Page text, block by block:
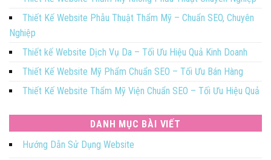
Thiết Kế Website Phẫu Thuật Thẩm Mỹ – Chuẩn SEO, Chuyên
Nghiệp
Thiết kế Website Dịch Vụ Da – Tối Ưu Hiệu Quả Kinh Doanh
Thiết Kế Website Mỹ Phẩm Chuẩn SEO – Tối Ưu Bán Hàng
Thiết Kế Website Thẩm Mỹ Viện Chuẩn SEO – Tối Ưu Hiệu Quả
DANH MỤC BÀI VIẾT
Hướng Dẫn Sử Dụng Website